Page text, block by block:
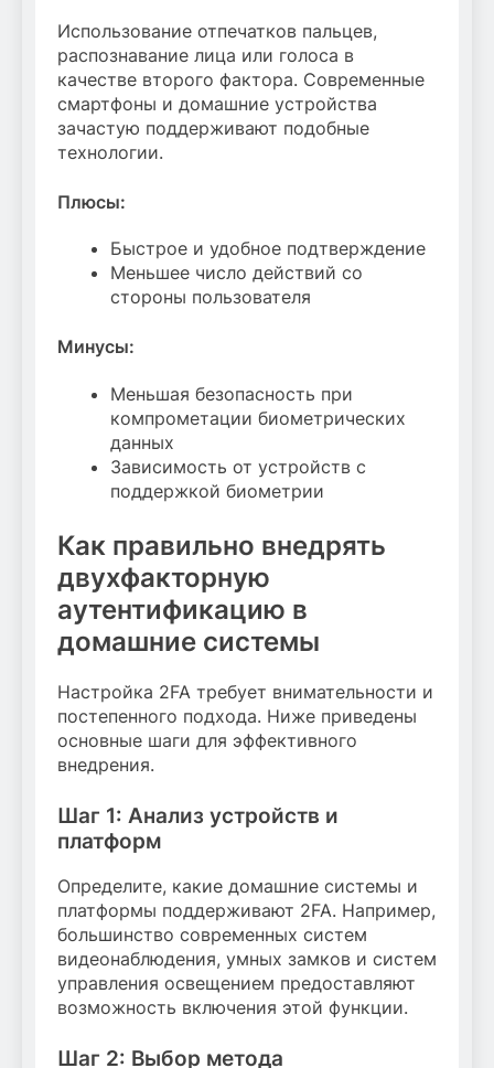
Использование отпечатков пальцев,
распознавание лица или голоса в
качестве второго фактора. Современные
смартфоны и домашние устройства
зачастую поддерживают подобные
технологии.
Плюсы:
Быстрое и удобное подтверждение
Меньшее число действий со
стороны пользователя
Минусы:
Меньшая безопасность при
компрометации биометрических
данных
Зависимость от устройств с
поддержкой биометрии
Как правильно внедрять
двухфакторную
аутентификацию в
домашние системы
Настройка 2FA требует внимательности и
постепенного подхода. Ниже приведены
основные шаги для эффективного
внедрения.
Шаг 1: Анализ устройств и
платформ
Определите, какие домашние системы и
платформы поддерживают 2FA. Например,
большинство современных систем
видеонаблюдения, умных замков и систем
управления освещением предоставляют
возможность включения этой функции.
Шаг 2: Выбор метода